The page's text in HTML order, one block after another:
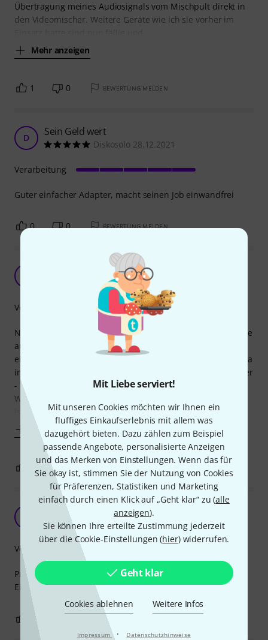
Mit Liebe serviert!
Mit unseren Cookies möchten wir Ihnen ein
fluffiges Einkaufserlebnis mit allem was
dazugehört bieten. Dazu zählen zum Beispiel
passende Angebote, personalisierte Anzeigen
und das Merken von Einstellungen. Wenn das für
Sie okay ist, stimmen Sie der Nutzung von Cookies
für Präferenzen, Statistiken und Marketing
einfach durch einen Klick auf „Geht klar“ zu (alle
anzeigen).
Sie können Ihre erteilte Zustimmung jederzeit
über die Cookie-Einstellungen (hier) widerrufen.
Geht klar
Cookies ablehnen Weitere Infos
Impressum · Datenschutzhinweise
Übertragung meines Audiosignals vom Mischpult direkt in
den Videomischer. Weitere Geräte wie ich sie vorher im
Mehr anzeigen
1 0 BEWERTUNG MELDEN
D Sein Geld wert
Diskosolo 28.12.2021
Guter einfacher Adapter, macht seinen Job einwandfrei
Verarbeitung
0 0 BEWERTUNG MELDEN
Neutrik von Innen
Ernst L. 01.10.2013
Nachdem dieser Adapter bei mir kurz nach Inbetriebnahme
ausfiel dachte ich mir: "Naja, auch bei Neutrik darf einmal
ein Montagsstück dabei sein, die Qualität und Solidität ist ja
immer auf höchstem Niveau". Dann öffnete ich den Adapter
- konnte die offene Lötstelle leicht reparieren - allerdings:
Was da an Filigrandraht verarbeitet ist - enttäuschend. Es
ist kein
Mehr anzeigen
Verarbeitung
2 BEWERTUNG MELDEN
Gutes, professionelles Produkt
Gerhard795 05.04.2010
Problemlos beim Einbau, sogar bei Geräten mit geringen
Einbauhöhen (1 HE); Ist dafür aber auch etwas teuer.
Verarbeitung
BEWERTUNG MELDEN